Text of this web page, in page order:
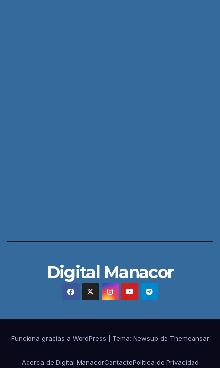
Digital Manacor
Funciona gracias a WordPress Tema: Newsup de Themeansar
Acerca de Digital ManacorContactoPolítica de Privacidad